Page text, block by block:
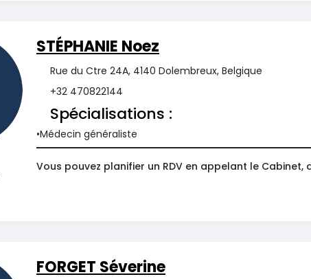
STÉPHANIE Noez
Rue du Ctre 24A, 4140 Dolembreux, Belgique
+32 470822144
Spécialisations :
Médecin généraliste
Vous pouvez planifier un RDV en appelant le Cabinet,
FORGET Séverine